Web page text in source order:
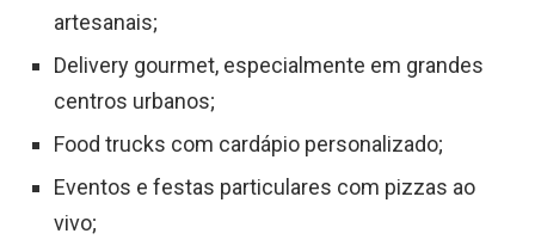
artesanais;
Delivery gourmet, especialmente em grandes
centros urbanos;
Food trucks com cardápio personalizado;
Eventos e festas particulares com pizzas ao
vivo;